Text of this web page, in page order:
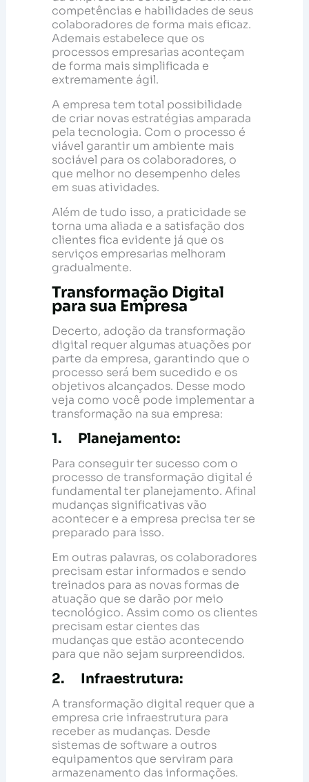
competências e habilidades de seus
colaboradores de forma mais eficaz.
Ademais estabelece que os
processos empresarias aconteçam
de forma mais simplificada e
extremamente ágil.
A empresa tem total possibilidade
de criar novas estratégias amparada
pela tecnologia. Com o processo é
viável garantir um ambiente mais
sociável para os colaboradores, o
que melhor no desempenho deles
em suas atividades.
Além de tudo isso, a praticidade se
torna uma aliada e a satisfação dos
clientes fica evidente já que os
serviços empresarias melhoram
gradualmente.
Transformação Digital
para sua Empresa
Decerto, adoção da transformação
digital requer algumas atuações por
parte da empresa, garantindo que o
processo será bem sucedido e os
objetivos alcançados. Desse modo
veja como você pode implementar a
transformação na sua empresa:
1. Planejamento:
Para conseguir ter sucesso com o
processo de transformação digital é
fundamental ter planejamento. Afinal
mudanças significativas vão
acontecer e a empresa precisa ter se
preparado para isso.
Em outras palavras, os colaboradores
precisam estar informados e sendo
treinados para as novas formas de
atuação que se darão por meio
tecnológico. Assim como os clientes
precisam estar cientes das
mudanças que estão acontecendo
para que não sejam surpreendidos.
2. Infraestrutura:
A transformação digital requer que a
empresa crie infraestrutura para
receber as mudanças. Desde
sistemas de software a outros
equipamentos que serviram para
armazenamento das informações.